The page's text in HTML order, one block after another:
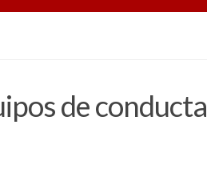
de conducta